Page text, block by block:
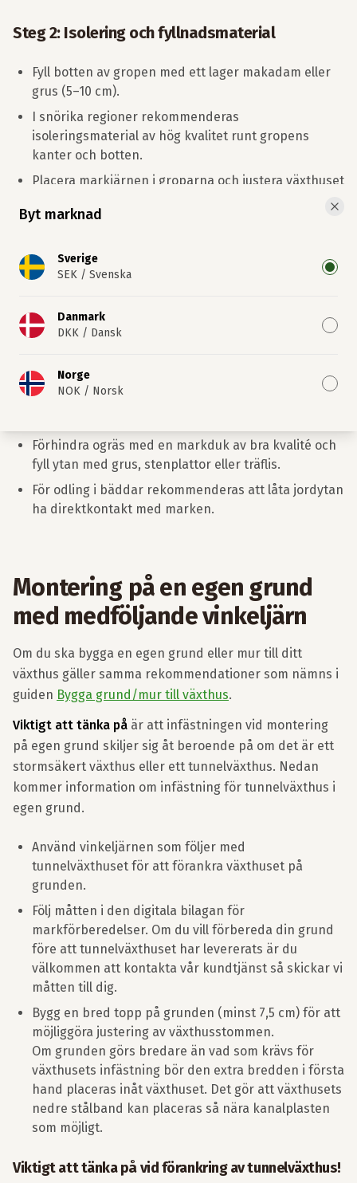
Steg 2: Isolering och fyllnadsmaterial
Fyll botten av gropen med ett lager makadam eller
grus (5–10 cm).
I snörika regioner rekommenderas
isoleringsmaterial av hög kvalitet runt gropens
kanter och botten.
Placera markjärnen i groparna och justera växthuset
så att det står rakt. Kontrollera med vattenpass och
kryssmät noggrant.
sand, grus, packad jord eller betong. I snörika
områden rekommenderas sand som
Steg 3: Förbered invändig golvyta
Efter att växthuset är korrekt justerat och groparna
är fyllda, kan du börja inreda insidan av växthuset,
Förhindra ogräs med en markduk av bra kvalité och
fyll ytan med grus, stenplattor eller träflis.
För odling i bäddar rekommenderas att låta jordytan
ha direktkontakt med marken.
Montering på en egen grund
med medföljande vinkeljärn
Om du ska bygga en egen grund eller mur till ditt
växthus gäller samma rekommendationer som nämns i
guiden Bygga grund/mur till växthus.
Viktigt att tänka på är att infästningen vid montering
på egen grund skiljer sig åt beroende på om det är ett
stormsäkert växthus eller ett tunnelväxthus. Nedan
kommer information om infästning för tunnelväxthus i
egen grund.
Använd vinkeljärnen som följer med
tunnelväxthuset för att förankra växthuset på
grunden.
Följ måtten i den digitala bilagan för
markförberedelser. Om du vill förbereda din grund
före att tunnelväxthuset har levererats är du
välkommen att kontakta vår kundtjänst så skickar vi
måtten till dig.
Bygg en bred topp på grunden (minst 7,5 cm) för att
möjliggöra justering av växthusstommen.
Om grunden görs bredare än vad som krävs för
växthusets infästning bör den extra bredden i första
hand placeras inåt växthuset. Det gör att växthusets
nedre stålband kan placeras så nära kanalplasten
som möjligt.
Viktigt att tänka på vid förankring av tunnelväxthus!
Byt marknad
Sverige
SEK / Svenska
Danmark
DKK / Dansk
Norge
NOK / Norsk